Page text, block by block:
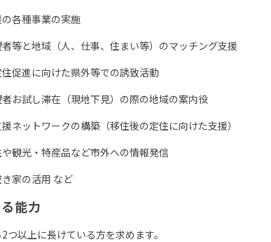
の各種事業の実施
者等と地域（人、仕事、住まい等）のマッチング支援
住促進に向けた県外等での誘致活動
者お試し滞在（現地下見）の際の地域の案内役
援ネットワークの構築（移住後の定住に向けた支援）
や観光・特産品など市外への情報発信
き家の活用 など
能力
つ以上に長けている方を求めます。